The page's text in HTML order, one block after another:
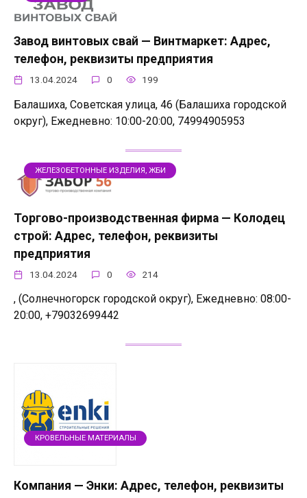
Завод винтовых свай — Винтмаркет: Адрес,
телефон, реквизиты предприятия
13.04.2024 0 199
Балашиха, Советская улица, 46 (Балашиха городской
округ), Ежедневно: 10:00-20:00, 74994905953
ЖЕЛЕЗОБЕТОННЫЕ ИЗДЕЛИЯ, ЖБИ
Торгово-производственная фирма — Колодец
строй: Адрес, телефон, реквизиты
предприятия
13.04.2024 0 214
, (Солнечногорск городской округ), Ежедневно: 08:00-
20:00, +79032699442
КРОВЕЛЬНЫЕ МАТЕРИАЛЫ
Компания — Энки: Адрес, телефон, реквизиты